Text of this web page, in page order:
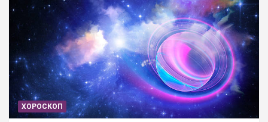
ХОРОСКОП